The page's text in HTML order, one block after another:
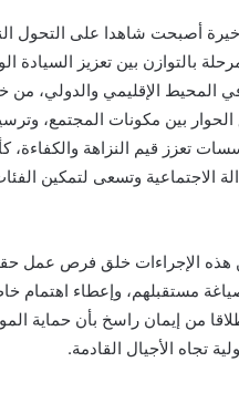
أصبحت شاهدا على التحول
بالتوازن بين تعزيز السيادة
في المحيط الإقليمي والدولي، من
بين مكونات المجتمع،
تعزز قيم النزاهة
الاجتماعية وتسعى لتمكين
الإجراءات خلق فرص عمل
مستقبلهم، وإعطاء اهتمام
من إيمان راسخ بأن حماية
تجاه الأجيال القادمة.